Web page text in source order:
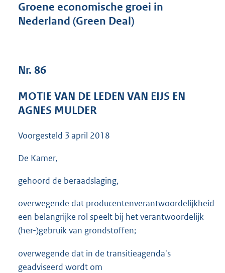
s
g
:
Groene economische groei in
Nederland (Green Deal)
Nr. 86
MOTIE VAN DE LEDEN VAN EIJS EN
AGNES MULDER
Voorgesteld 3 april 2018
De Kamer,
gehoord de beraadslaging,
overwegende dat producentenverantwoordelijkheid
een belangrijke rol speelt bij het verantwoordelijk
(her-)gebruik van grondstoffen;
overwegende dat in de transitieagenda's
geadviseerd wordt om